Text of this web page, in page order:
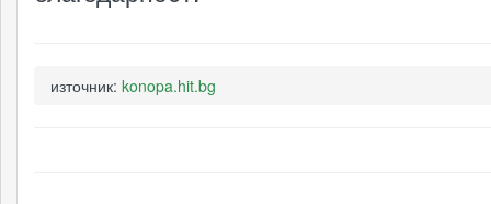
източник: konopa.hit.bg